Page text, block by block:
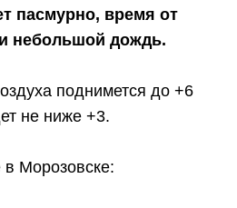
пасмурно, время от
небольшой дождь.
поднимется до +6
не ниже +3.
Морозовске: